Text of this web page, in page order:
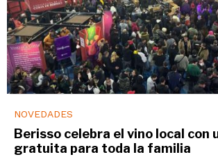
NOVEDADES
Berisso celebra el vino local con
gratuita para toda la familia